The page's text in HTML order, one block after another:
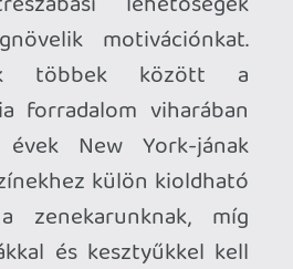
a
csak felhozni,
további
egyszerű egy
világméretű
de én
filmzenéket,
azonnal tudnék
bármilyen
csak